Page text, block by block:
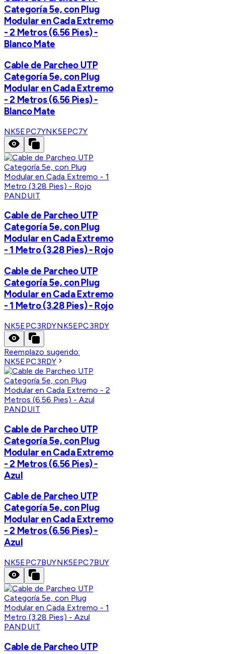
Categoría 5e, con Plug
Modular en Cada Extremo
- 2 Metros (6.56 Pies) -
Blanco Mate
Cable de Parcheo UTP
Categoría 5e, con Plug
Modular en Cada Extremo
- 2 Metros (6.56 Pies) -
Blanco Mate
NK5EPC7YNK5EPC7Y
PANDUIT
Cable de Parcheo UTP
Categoría 5e, con Plug
Modular en Cada Extremo
- 1 Metro (3.28 Pies) - Rojo
Cable de Parcheo UTP
Categoría 5e, con Plug
Modular en Cada Extremo
- 1 Metro (3.28 Pies) - Rojo
NK5EPC3RDYNK5EPC3RDY
Reemplazo sugerido:
NK5EPC3RDY
PANDUIT
Cable de Parcheo UTP
Categoría 5e, con Plug
Modular en Cada Extremo
- 2 Metros (6.56 Pies) -
Azul
Cable de Parcheo UTP
Categoría 5e, con Plug
Modular en Cada Extremo
- 2 Metros (6.56 Pies) -
Azul
NK5EPC7BUYNK5EPC7BUY
PANDUIT
Cable de Parcheo UTP